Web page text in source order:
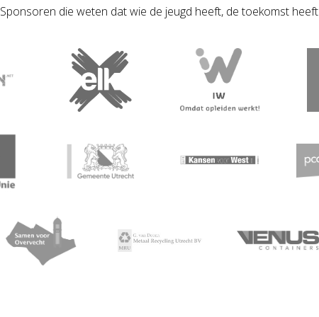
Sponsoren die weten dat wie de jeugd heeft, de toekomst